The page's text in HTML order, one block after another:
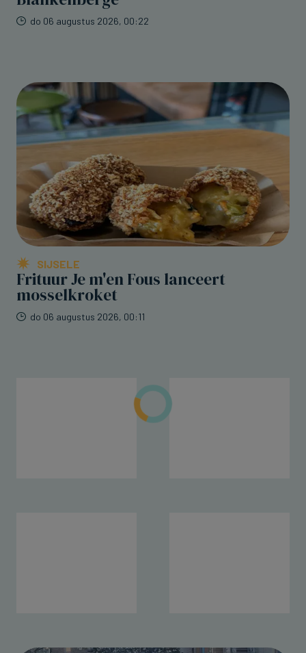
do 06 augustus 2026, 00:22
SIJSELE
Frituur Je m'en Fous lanceert
mosselkroket
do 06 augustus 2026, 00:11